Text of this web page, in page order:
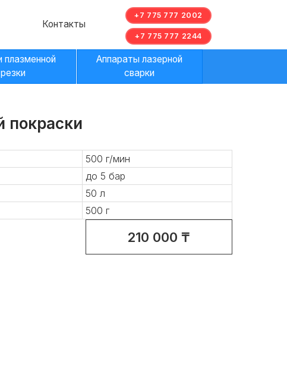
Аппараты лазерной
+7 775 777 2002
+7 775 777 2244
покраски
500 г/мин
до 5 бар
50 л
500 г
210 000 ₸